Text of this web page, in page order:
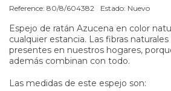
Reference: 80/8/604382 Estado: Nuevo
Espejo de ratán Azucena en color
cualquier estancia. Las fibras
presentes en nuestros hogares,
además combinan con todo.
Las medidas de este espejo son: